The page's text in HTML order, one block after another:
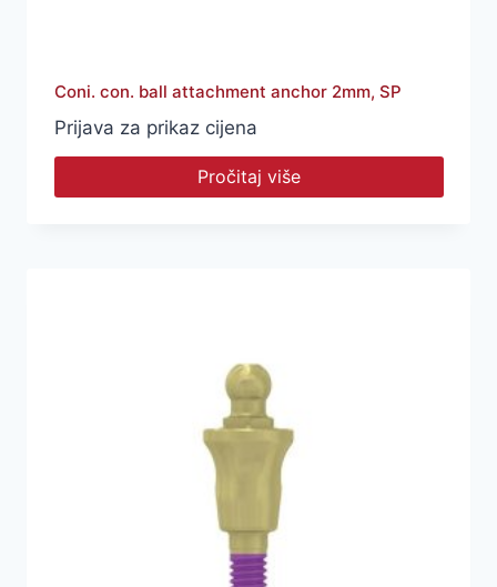
Coni. con. ball attachment anchor 2mm, SP
Prijava za prikaz cijena
Pročitaj više